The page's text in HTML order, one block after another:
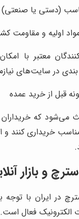
(دستی یا
اولیه و مقاومت
معتبر با
در سایت‌های
قبل از خرید عمده
می‌شود که خریداران
خریداری کنند
و بازار
در ایران با
الکترونیک فعال